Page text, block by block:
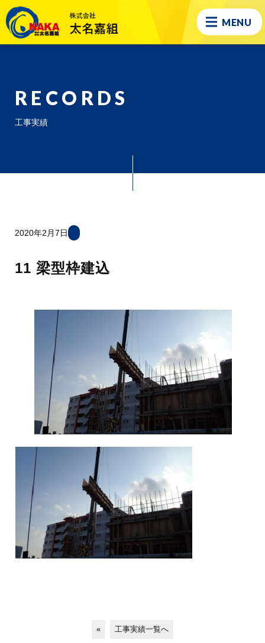
MENU
RECORDS
工事実績
2020年2月7日
11 梁型枠建込
« 工事実績一覧へ